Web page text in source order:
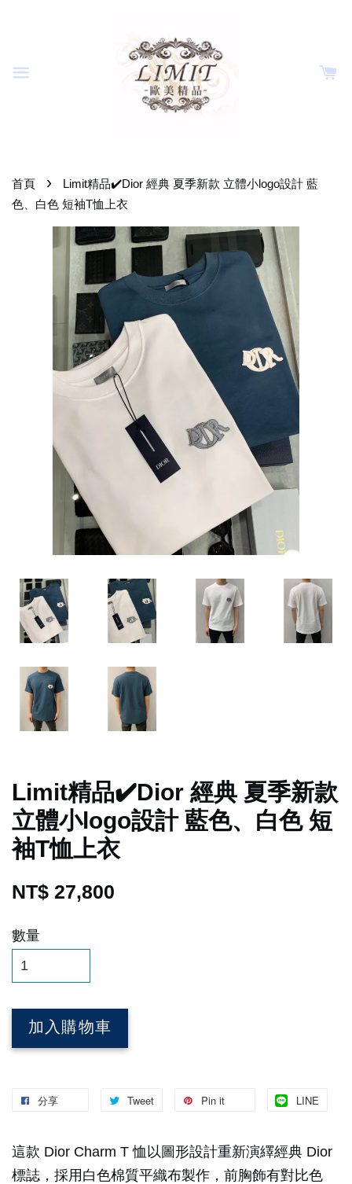
首頁 ›
Limit精品✔️Dior 經典 夏季新款 立體小logo設計 藍
色、白色 短袖T恤上衣
Limit精品✔️Dior 經典 夏季新款
立體小logo設計 藍色、白色 短
袖T恤上衣
NT$ 27,800
數量
加入購物車
分享 Tweet Pin it LINE
這款 Dior Charm T 恤以圖形設計重新演繹經典 Dior
標誌，採用白色棉質平織布製作，前胸飾有對比色